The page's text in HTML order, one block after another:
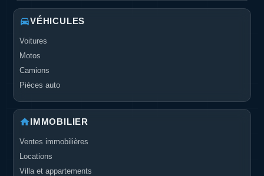
VÉHICULES
Voitures
Motos
Camions
Pièces auto
IMMOBILIER
Ventes immobilières
Locations
Villa et appartements